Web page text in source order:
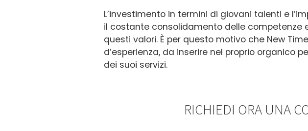
L’investimento in termini di giovani talenti e
il costante consolidamento delle competenze
questi valori. È per questo motivo che New
d’esperienza, da inserire nel proprio organico
dei suoi servizi.
RICHIEDI ORA UNA